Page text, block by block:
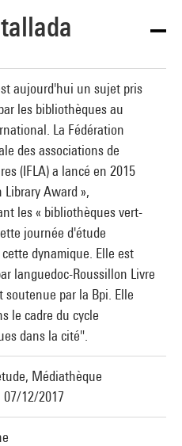
aujourd'hui un sujet pris
les bibliothèques au
La Fédération
des associations de
(IFLA) a lancé en 2015
Library Award »,
les « bibliothèques vert-
journée d'étude
dynamique. Elle est
languedoc-Roussillon Livre
soutenue par la Bpi. Elle
le cadre du cycle
dans la cité".
Médiathèque
12/2017